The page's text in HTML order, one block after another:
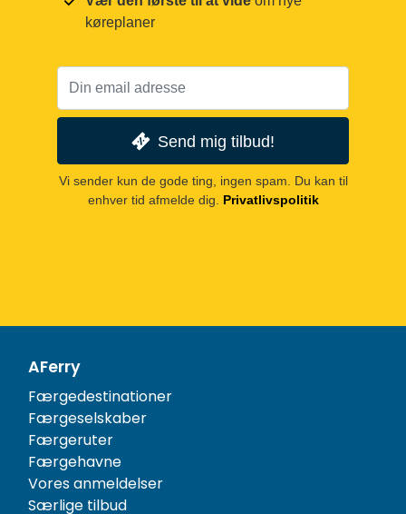
køreplaner
Send mig tilbud!
Vi sender kun de gode ting, ingen spam. Du kan til
enhver tid afmelde dig.
Privatlivspolitik
AFerry
Færgedestinationer
Færgeselskaber
Færgeruter
Færgehavne
Vores anmeldelser
Særlige tilbud